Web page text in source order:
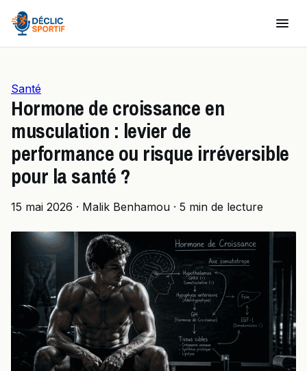
Santé
Hormone de croissance en
musculation : levier de
performance ou risque irréversible
pour la santé ?
15 mai 2026 · Malik Benhamou · 5 min de lecture